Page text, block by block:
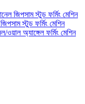
জিপসাম স্টুড ফর্মিং মেশিন
স্টুড ফর্মিং মেশিন
ওয়াল অ্যাঙ্গেল ফর্মিং মেশিন